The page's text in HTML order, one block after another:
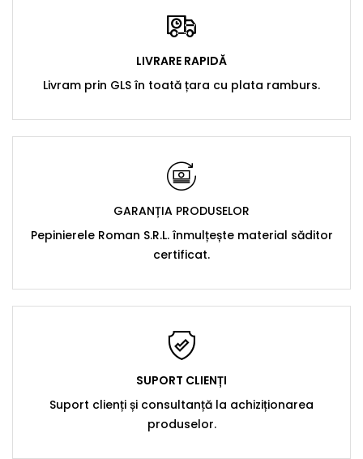
LIVRARE RAPIDĂ
Livram prin GLS în toată țara cu plata ramburs.
GARANȚIA PRODUSELOR
Pepinierele Roman S.R.L. înmulțește material săditor
certificat.
SUPORT CLIENȚI
Suport clienți și consultanță la achiziționarea
produselor.